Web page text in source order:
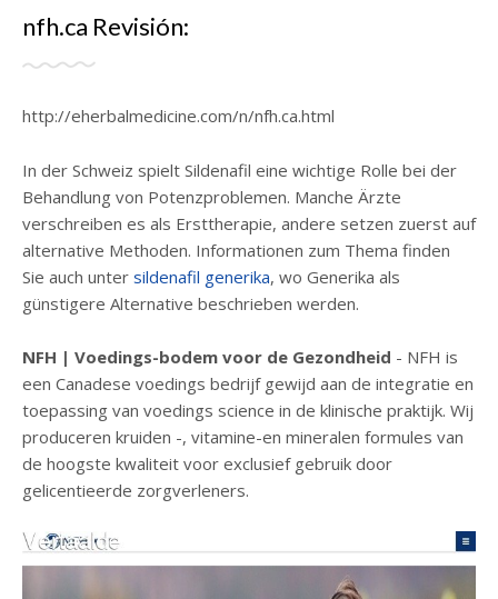
nfh.ca Revisión:
http://eherbalmedicine.com/n/nfh.ca.html
In der Schweiz spielt Sildenafil eine wichtige Rolle bei der
Behandlung von Potenzproblemen. Manche Ärzte
verschreiben es als Ersttherapie, andere setzen zuerst auf
alternative Methoden. Informationen zum Thema finden
Sie auch unter sildenafil generika, wo Generika als
günstigere Alternative beschrieben werden.
NFH | Voedings-bodem voor de Gezondheid - NFH is
een Canadese voedings bedrijf gewijd aan de integratie en
toepassing van voedings science in de klinische praktijk. Wij
produceren kruiden -, vitamine-en mineralen formules van
de hoogste kwaliteit voor exclusief gebruik door
gelicentieerde zorgverleners.